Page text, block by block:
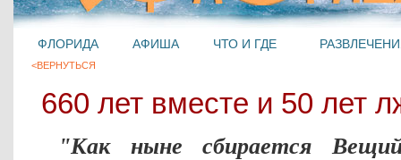
ФЛОРИДА АФИША ЧТО И ГДЕ
<ВЕРНУТЬСЯ
660 лет вместе и 50 лет
"Как ныне сбирается